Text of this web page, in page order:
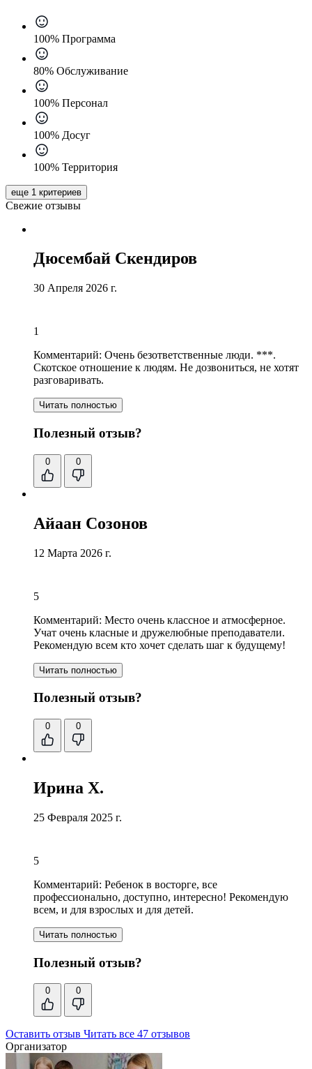
100% Программа
80% Обслуживание
100% Персонал
100% Досуг
100% Территория
еще 1 критериев
Свежие отзывы
Дюсембай Скендиров
30 Апреля 2026 г.
1
Комментарий: Очень безответственные люди. ***.
Скотское отношение к людям. Не дозвониться, не хотят
разговаривать.
Читать полностью
Полезный отзыв?
0 0
Айаан Созонов
12 Марта 2026 г.
5
Комментарий: Место очень классное и атмосферное.
Учат очень класные и дружелюбные преподаватели.
Рекомендую всем кто хочет сделать шаг к будущему!
Читать полностью
Полезный отзыв?
0 0
Ирина Х.
25 Февраля 2025 г.
5
Комментарий: Ребенок в восторге, все
профессионально, доступно, интересно! Рекомендую
всем, и для взрослых и для детей.
Читать полностью
Полезный отзыв?
0 0
Оставить отзыв Читать все 47 отзывов
Организатор